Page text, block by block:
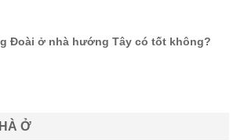
Đoài ở nhà hướng Tây có tốt không?
Ở